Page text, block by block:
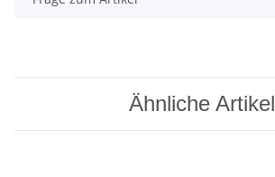
Ähnliche Artikel